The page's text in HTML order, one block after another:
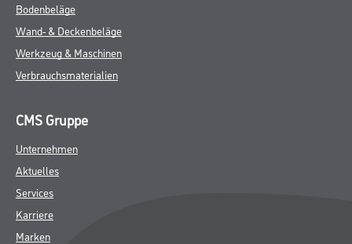
Bodenbeläge
Wand- & Deckenbeläge
Werkzeug & Maschinen
Verbrauchsmaterialien
CMS Gruppe
Unternehmen
Aktuelles
Services
Karriere
Marken